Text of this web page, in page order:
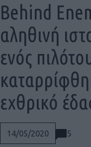
14/05/2020 5
Behind
αληθινή
ενός
εχθρικό